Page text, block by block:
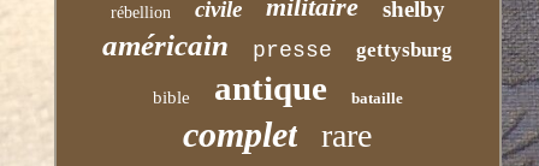
rébellion civile militaire shelby
américain presse gettysburg
bible antique bataille
complet rare